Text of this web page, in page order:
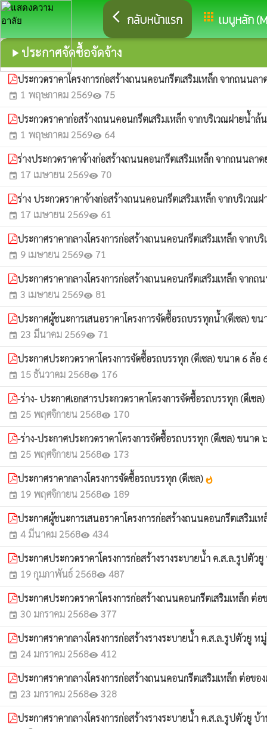
arrow_back_ios กลับหน้าแรก apps เมนูหลัก
play_arrow ประกาศจัดซื้อจัดจ้าง
ประกวดราคาโครงการก่อสร้างถนนคอนกรีตเสริมเหล็ก จากถนน
event 1 พฤษภาคม 2569visibility 75
ประกวดราคาก่อสร้างถนนคอนกรีตเสริมเหล็ก จากบริเวณฝายน้ำ
event 1 พฤษภาคม 2569visibility 64
ร่างประกวดราคาจ้างก่อสร้างถนนคอนกรีตเสริมเหล็ก จากถนนล
event 17 เมษายน 2569visibility 70
ร่าง ประกวดราคาจ้างก่อสร้างถนนคอนกรีตเสริมเหล็ก จากบริเว
event 17 เมษายน 2569visibility 61
ประกาศราคากลางโครงการก่อสร้างถนนคอนกรีตเสริมเหล็ก จาก
event 9 เมษายน 2569visibility 71
ประกาศราคากลางโครงการก่อสร้างถนนคอนกรีตเสริมเหล็ก จาก
event 3 เมษายน 2569visibility 81
ประกาศผู้ชนะการเสนอราคาโครงการจัดซื้อรถบรรทุกน้ำ(ดีเซล) ข
event 23 มีนาคม 2569visibility 71
ประกาศประกวดราคาโครงการจัดซื้อรถบรรทุก (ดีเซล) ขนาด 6 ล้
event 15 ธันวาคม 2568visibility 176
-ร่าง- ประกาศเอกสารประกวดราคาโครงการจัดซื้อรถบรรทุก (ดี
event 25 พฤศจิกายน 2568visibility 170
-ร่าง-ประกาศประกวดราคาโครงการจัดซื้อรถบรรทุก (ดีเซล) ขน
event 25 พฤศจิกายน 2568visibility 173
ประกาศราคากลางโครงการจัดซื้อรถบรรทุก (ดีเซล) whatshot
event 19 พฤศจิกายน 2568visibility 189
ประกาศผู้ชนะการเสนอราคาโครงการก่อสร้างถนนคอนกรีตเสริ
event 4 มีนาคม 2568visibility 434
ประกาศประกวดราคาโครงการก่อสร้างรางระบายน้ำ ค.ส.ล.รูป
event 19 กุมภาพันธ์ 2568visibility 487
ประกาศประกวดราคาโครงการก่อสร้างถนนคอนกรีตเสริมเหล็ก
event 30 มกราคม 2568visibility 377
ประกาศราคากลางโครงการก่อสร้างรางระบายน้ำ ค.ส.ล.รูปตัว
event 24 มกราคม 2568visibility 412
ประกาศราคากลางโครงการก่อสร้างถนนคอนกรีตเสริมเหล็ก ต่อ
event 23 มกราคม 2568visibility 328
ประกาศราคากลางโครงการก่อสร้างรางระบายน้ำ ค.ส.ล.รูปตัว